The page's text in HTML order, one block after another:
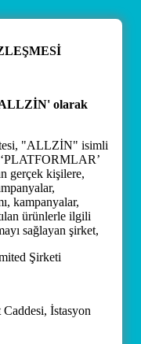
'ALLZİN' olarak
"ALLZİN" isimli
‘PLATFORMLAR’
gerçek kişilere,
kampanyalar,
ürünlerle ilgili
sağlayan şirket,
Şirketi
İstasyon